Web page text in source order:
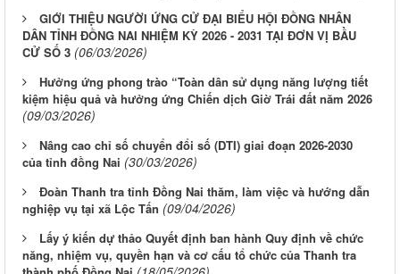
GIỚI THIỆU NGƯỜI ỨNG CỬ ĐẠI BIỂU HỘI ĐỒNG NHÂN
DÂN TỈNH ĐỒNG NAI NHIỆM KỲ 2026 - 2031 TẠI ĐƠN VỊ BẦU
CỬ SỐ 3 (06/03/2026)
Hưởng ứng phong trào “Toàn dân sử dụng năng lượng tiết
kiệm hiệu quả và hưởng ứng Chiến dịch Giờ Trái đất năm 2026
(09/03/2026)
Nâng cao chỉ số chuyển đổi số (DTI) giai đoạn 2026-2030
của tỉnh đồng Nai (30/03/2026)
Đoàn Thanh tra tỉnh Đồng Nai thăm, làm việc và hướng dẫn
nghiệp vụ tại xã Lộc Tấn (09/04/2026)
Lấy ý kiến dự thảo Quyết định ban hành Quy định về chức
năng, nhiệm vụ, quyền hạn và cơ cấu tổ chức của Thanh tra